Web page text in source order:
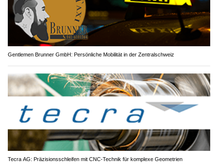
Gentlemen Brunner GmbH: Persönliche Mobilität in der Zentralschweiz
Tecra AG: Präzisionsschleifen mit CNC-Technik für komplexe Geometrien